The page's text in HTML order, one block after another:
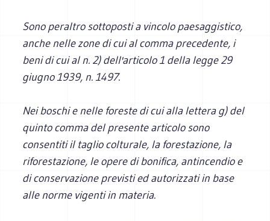
Sono peraltro sottoposti a vincolo paesaggistico,
anche nelle zone di cui al comma precedente, i
beni di cui al n. 2) dell'articolo 1 della legge 29
giugno 1939, n. 1497.
Nei boschi e nelle foreste di cui alla lettera g) del
quinto comma del presente articolo sono
consentiti il taglio colturale, la forestazione, la
riforestazione, le opere di bonifica, antincendio e
di conservazione previsti ed autorizzati in base
alle norme vigenti in materia.